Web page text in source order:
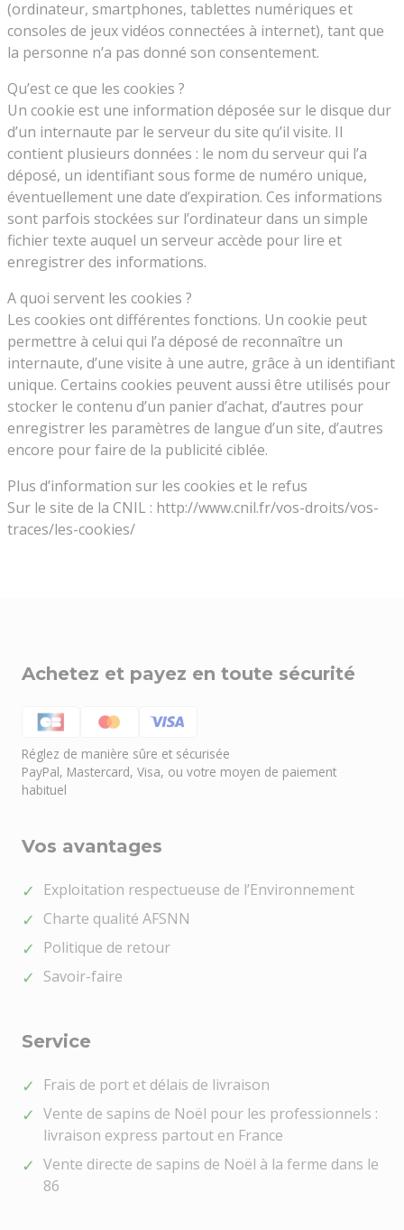
(ordinateur, smartphones, tablettes numériques et
consoles de jeux vidéos connectées à internet), tant que
la personne n’a pas donné son consentement.
Qu’est ce que les cookies ?
Un cookie est une information déposée sur le disque dur
d’un internaute par le serveur du site qu’il visite. Il
contient plusieurs données : le nom du serveur qui l’a
déposé, un identifiant sous forme de numéro unique,
éventuellement une date d’expiration. Ces informations
sont parfois stockées sur l’ordinateur dans un simple
fichier texte auquel un serveur accède pour lire et
enregistrer des informations.
A quoi servent les cookies ?
Les cookies ont différentes fonctions. Un cookie peut
permettre à celui qui l’a déposé de reconnaître un
internaute, d’une visite à une autre, grâce à un identifiant
unique. Certains cookies peuvent aussi être utilisés pour
stocker le contenu d’un panier d’achat, d’autres pour
enregistrer les paramètres de langue d’un site, d’autres
encore pour faire de la publicité ciblée.
Plus d’information sur les cookies et le refus
Sur le site de la CNIL : http://www.cnil.fr/vos-droits/vos-
traces/les-cookies/
Achetez et payez en toute sécurité
Réglez de manière sûre et sécurisée
PayPal, Mastercard, Visa, ou votre moyen de paiement
habituel
Vos avantages
Exploitation respectueuse de l’Environnement
Charte qualité AFSNN
Politique de retour
Savoir-faire
Service
Frais de port et délais de livraison
Vente de sapins de Noël pour les professionnels :
livraison express partout en France
Vente directe de sapins de Noël à la ferme dans le
86